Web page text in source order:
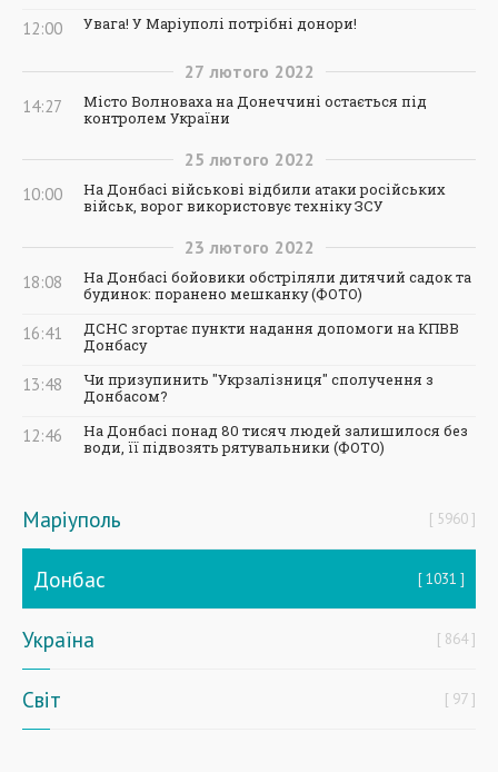
12:00 Увага! У Маріуполі потрібні донори!
27 лютого 2022
14:27
Місто Волноваха на Донеччині остається під
контролем України
25 лютого 2022
10:00
На Донбасі військові відбили атаки російських
військ, ворог використовує техніку ЗСУ
23 лютого 2022
18:08
На Донбасі бойовики обстріляли дитячий садок та
будинок: поранено мешканку (ФОТО)
16:41
ДСНС згортає пункти надання допомоги на КПВВ
Донбасу
13:48
Чи призупинить "Укрзалізниця" сполучення з
Донбасом?
12:46
На Донбасі понад 80 тисяч людей залишилося без
води, її підвозять рятувальники (ФОТО)
Маріуполь 5960
Донбас 1031
Україна 864
Світ 97